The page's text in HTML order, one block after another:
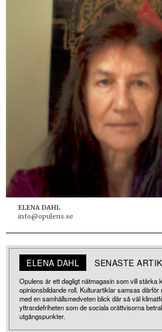
ELENA DAHL
info@opulens.se
ELENA DAHL SENASTE
Opulens är ett dagligt nätmagasin som vill stärka
opinionsbildande roll. Kulturartiklar samsas därför
med en samhällsmedveten blick där så väl
yttrandefriheten som de sociala orättvisorna
utgångspunkter.